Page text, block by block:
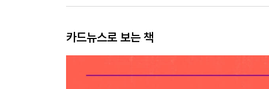
카드뉴스로 보는 책